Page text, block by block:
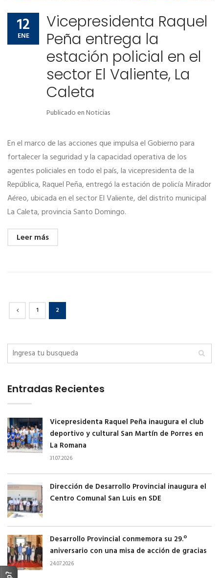
12
ENE
Vicepresidenta Raquel
Peña entrega la
estación policial en el
sector El Valiente, La
Caleta
Publicado enNoticias
En el marco de las acciones que impulsa el Gobierno para
fortalecer la seguridad y la capacidad operativa de los
agentes policiales en todo el país, la vicepresidenta de la
República, Raquel Peña, entregó la estación de policía Mirador
Aéreo, ubicada en el sector El Valiente, del distrito municipal
La Caleta, provincia Santo Domingo.
Leer más
1 2
Entradas Recientes
Vicepresidenta Raquel Peña inaugura el club
deportivo y cultural San Martín de Porres en
La Romana
31.07.2026
Dirección de Desarrollo Provincial inaugura el
Centro Comunal San Luis en SDE
Desarrollo Provincial conmemora su 29.º
aniversario con una misa de acción de gracias
24.07.2026